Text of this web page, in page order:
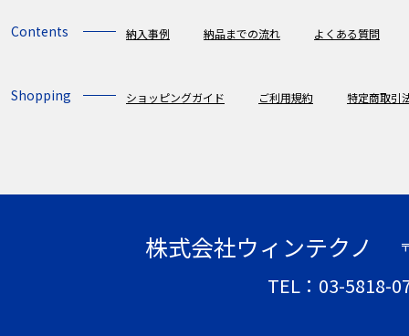
Contents 納入事例 納品までの流れ よくある質問
Shopping ショッピングガイド ご利用規約 特定商取引
株式会社ウィンテクノ
TEL：03-5818-